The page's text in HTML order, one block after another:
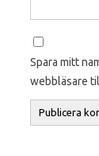
Spara mitt
webbläsare